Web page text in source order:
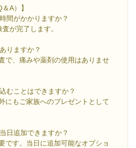
A）】
間がかかりますか？
が完了します。
りますか？
で、痛みや薬剤の使用はありませ
むことはできますか？
にもご家族へのプレゼントとして
日追加できますか？
です。当日に追加可能なオプショ